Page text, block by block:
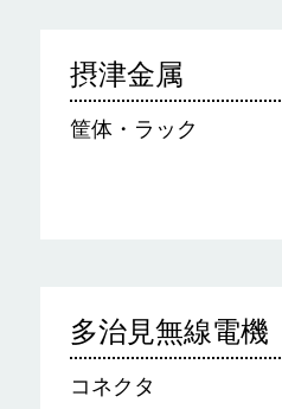
摂津金属
筐体・ラック
多治見無線電機
コネクタ